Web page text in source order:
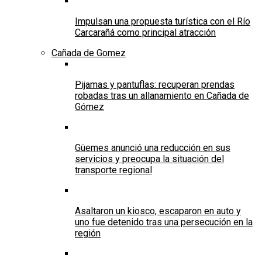
Impulsan una propuesta turística con el Río
Carcarañá como principal atracción
Cañada de Gomez
Pijamas y pantuflas: recuperan prendas
robadas tras un allanamiento en Cañada de
Gómez
Güemes anunció una reducción en sus
servicios y preocupa la situación del
transporte regional
Asaltaron un kiosco, escaparon en auto y
uno fue detenido tras una persecución en la
región